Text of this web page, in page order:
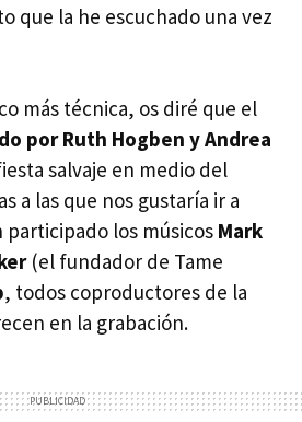
que la he escuchado una vez
más técnica, os diré que el
por Ruth Hogben y Andrea
salvaje en medio del
a las que nos gustaría ir a
participado los músicos Mark
(el fundador de Tame
, todos coproductores de la
en la grabación.